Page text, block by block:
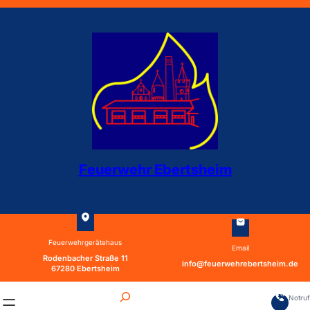
Zum
Feuerwehrgerätehaus
Rodenbacher Straße 11
67280 Ebertsheim
Feuerwehr Ebertsheim
Email
info@feuerwehrebertsheim.de
S
Notruf